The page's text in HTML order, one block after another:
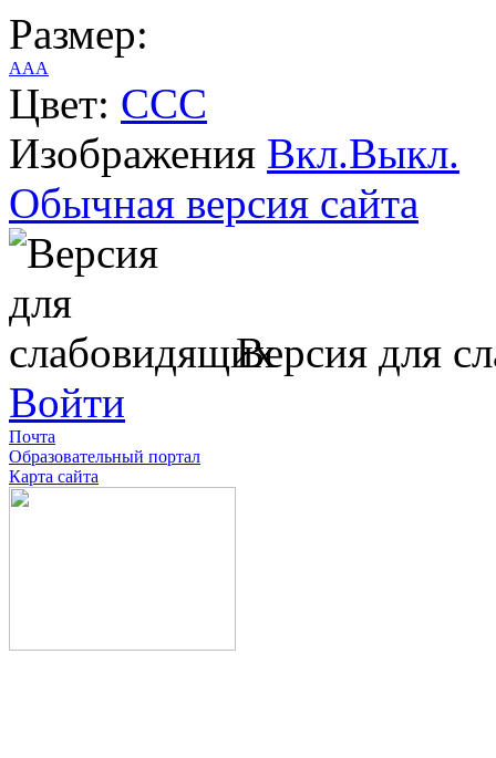
Размер:
AAA
Цвет: CCC
Изображения Вкл.Выкл.
Обычная версия сайта
Версия для
Войти
Почта
Образовательный портал
Карта сайта